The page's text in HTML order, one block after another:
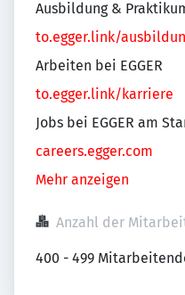
Ausbildung &
to.egger.link/
Arbeiten bei EGGER
to.egger.link/karriere
Jobs bei EGGER am
careers.egger.com
Mehr anzeigen
Anzahl der
400 - 499